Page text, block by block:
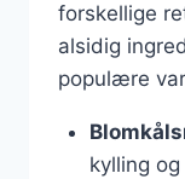
forskellige
alsidig
populære
kylling